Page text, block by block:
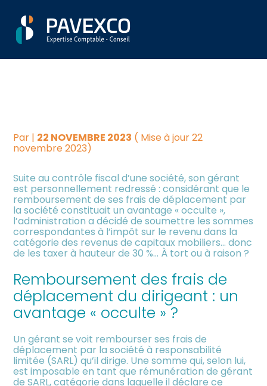
Aller
au
Créer et reprendre une
activité
Développer votre entreprise
Construire votre patrimoine
Être prêt pour la facturation
électronique
Investir dans la location
meublée
Piloter votre gestion
REMBOURSEMENT DES
Par | 22 NOVEMBRE 2023 ( Mise à jour 22
novembre 2023)
Suite au contrôle fiscal d’une société, son gérant
est personnellement redressé : considérant que le
remboursement de ses frais de déplacement par
la société constituait un avantage « occulte »,
l’administration a décidé de soumettre les sommes
correspondantes à l’impôt sur le revenu dans la
catégorie des revenus de capitaux mobiliers… donc
de les taxer à hauteur de 30 %… À tort ou à raison ?
Remboursement des frais de
déplacement du dirigeant : un
avantage « occulte » ?
Un gérant se voit rembourser ses frais de
déplacement par la société à responsabilité
limitée (SARL) qu’il dirige. Une somme qui, selon lui,
est imposable en tant que rémunération de gérant
de SARL, catégorie dans laquelle il déclare ce